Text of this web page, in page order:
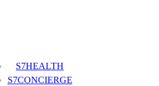
S7HEALTH
S7CONCIERGE